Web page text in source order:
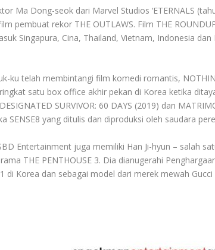
Ma Dong-seok dari Marvel Studios ‘ETERNALS
pembuat rekor THE OUTLAWS. Film THE
Singapura, Cina, Thailand, Vietnam, Indonesia
ku telah membintangi film komedi romantis,
satu box office akhir pekan di Korea ketika
SURVIVOR: 60 DAYS (2019) dan
SENSE8 yang ditulis dan diproduksi oleh saudara
Entertainment juga memiliki Han Ji-hyun – salah
THE PENTHOUSE 3. Dia dianugerahi
di Korea dan sebagai model dari merek mewah Gucci